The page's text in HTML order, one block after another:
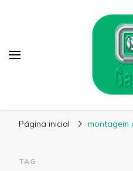
Página inicial montagem
TAG